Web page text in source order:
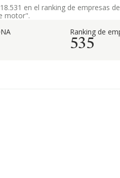
en el ranking de empresas
motor".
Ranking de
535